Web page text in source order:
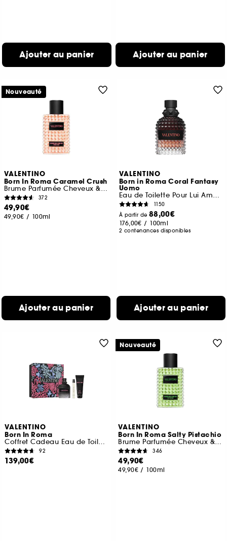
Ajouter au panier Ajouter au panier
VALENTINO
Born In Roma Caramel Crush
Brume Parfumée Cheveux & Corps
372
49,90€
49,90€ / 100ml
Ajouter au panier
Nouveauté
VALENTINO
Born in Roma Coral Fantasy
Uomo
Eau de Toilette Pour Lui Ambrée Fruitée
1150
À partir de 88,00€
176,00€ / 100ml
2 contenances disponibles
Ajouter au panier
VALENTINO
Born In Roma
Coffret Cadeau Eau de Toilette Boisée Aromatique pour Homme
92
139,00€
VALENTINO
Born In Roma Salty Pistachio
Brume Parfumée Cheveux & Corps
346
49,90€
49,90€ / 100ml
Nouveauté